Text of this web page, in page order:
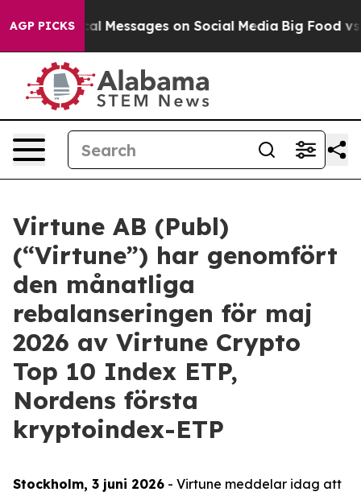
AGP PICKS
Biblical Messages on Social Media Big Food vs.
Virtune AB (Publ)
(“Virtune”) har genomfört
den månatliga
rebalanseringen för maj
2026 av Virtune Crypto
Top 10 Index ETP,
Nordens första
kryptoindex-ETP
Stockholm, 3 juni 2026 - Virtune meddelar idag att